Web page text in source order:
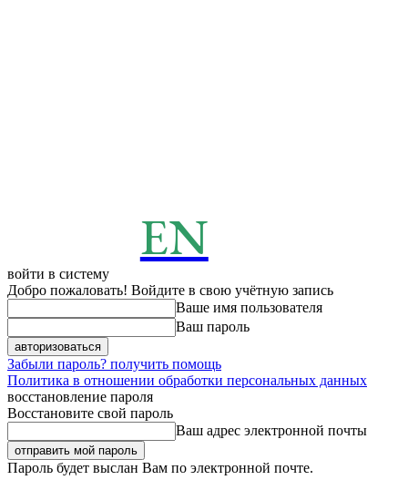
EN
войти в систему
Добро пожаловать! Войдите в свою учётную запись
Ваше имя пользователя
Ваш пароль
Забыли пароль? получить помощь
Политика в отношении обработки персональных данных
восстановление пароля
Восстановите свой пароль
Ваш адрес электронной почты
Пароль будет выслан Вам по электронной почте.